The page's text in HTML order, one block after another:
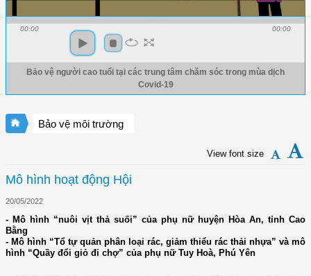
00:00 00:00
Bảo vệ người cao tuổi tại các trung tâm chăm sóc trong mùa dịch
Covid-19
Bảo vệ môi trường
View font size
Mô hình hoạt động Hội
20/05/2022
- Mô hình “nuôi vịt thả suối” của phụ nữ huyện Hòa An, tỉnh Cao
Bằng
- Mô hình “Tổ tự quản phân loại rác, giảm thiểu rác thải nhựa” và mô
hình “Quầy đổi giỏ đi chợ” của phụ nữ Tuy Hoà, Phú Yên